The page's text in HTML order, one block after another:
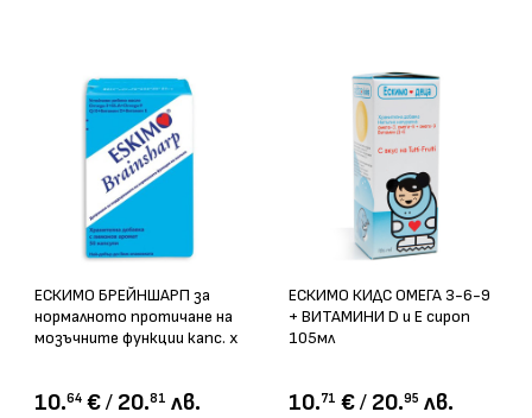
ЕСКИМО БРЕЙНШАРП за
нормалното протичане на
мозъчните функции капс. х
10.64 € / 20.81 лв.
ЕСКИМО КИДС ОМЕГА 3-6-9
+ ВИТАМИНИ D и Е сироп
105мл
10.71 € / 20.95 лв.